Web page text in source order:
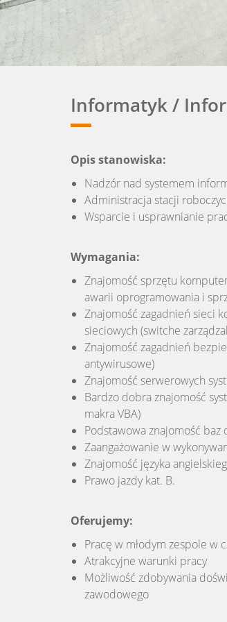
Informatyk /
Opis stanowiska:
Nadzór nad systemem
Administracja stacji
Wsparcie i usprawnianie
Wymagania:
Znajomość sprzętu
awarii oprogramowania i
Znajomość zagadnień sieci
sieciowych (switche
Znajomość zagadnień
antywirusowe)
Znajomość serwerowych
Bardzo dobra znajomość
makra VBA)
Podstawowa znajomość baz
Zaangażowanie w
Znajomość języka
Prawo jazdy kat. B.
Oferujemy:
Pracę w młodym zespole w
Atrakcyjne warunki pracy
Możliwość zdobywania
zawodowego